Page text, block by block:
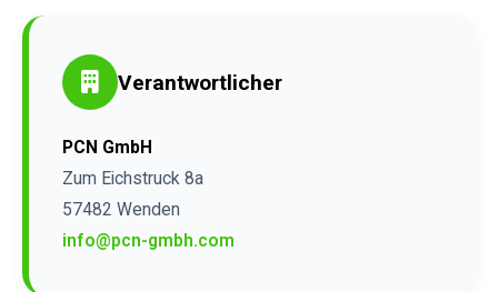
Verantwortlicher
PCN GmbH
Zum Eichstruck 8a
57482 Wenden
info@pcn-gmbh.com